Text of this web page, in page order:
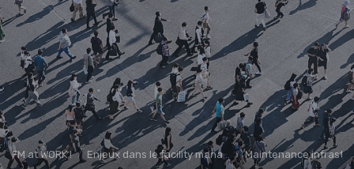
FM at WORK ! Enjeux dans le facility management Maintenance